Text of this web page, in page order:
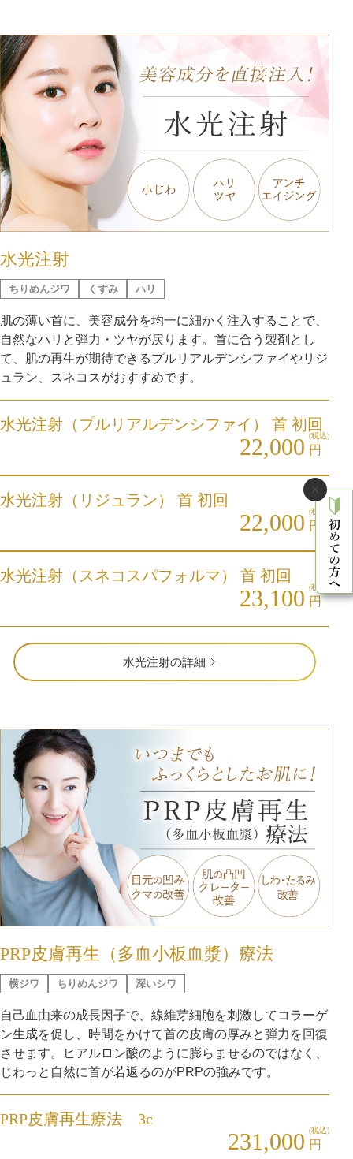
水光注射
ちりめんジワ くすみ ハリ
肌の薄い首に、美容成分を均一に細かく注入することで、
自然なハリと弾力・ツヤが戻ります。首に合う製剤とし
て、肌の再生が期待できるプルリアルデンシファイやリジ
ュラン、スネコスがおすすめです。
水光注射（プルリアルデンシファイ） 首 初回
22,000 (税込)
円
水光注射（リジュラン） 首 初回
22,000 (税込)
円
水光注射（スネコスパフォルマ） 首 初回
23,100 (税込)
円
水光注射の詳細
PRP皮膚再生（多血小板血漿）療法
横ジワ ちりめんジワ 深いシワ
自己血由来の成長因子で、線維芽細胞を刺激してコラーゲ
ン生成を促し、時間をかけて首の皮膚の厚みと弾力を回復
させます。ヒアルロン酸のように膨らませるのではなく、
じわっと自然に首が若返るのがPRPの強みです。
PRP皮膚再生療法 3c
231,000 (税込)
円